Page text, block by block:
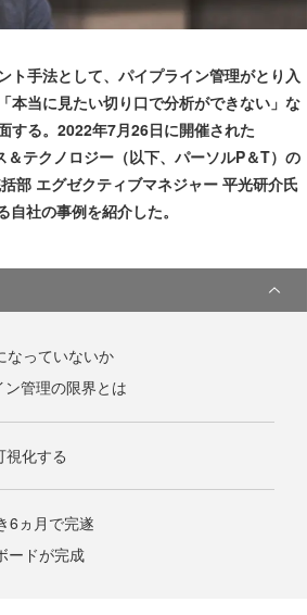
手法として、パイプライン管理がとり入
本当に見たい切り口で分析ができない」な
する。2022年7月26日に開催された
テクノロジー（以下、パーソルP＆T）の
部 エグゼクティブマネジャー 平光研介氏
社の事例を紹介した。
なっていないか
管理の限界とは
視化する
6ヵ月で完遂
ードが完成